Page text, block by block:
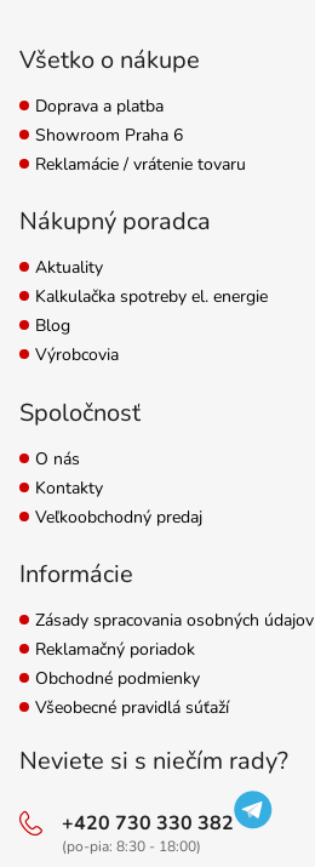
Všetko o nákupe
Doprava a platba
Showroom Praha 6
Reklamácie / vrátenie tovaru
Nákupný poradca
Aktuality
Kalkulačka spotreby el. energie
Blog
Výrobcovia
Spoločnosť
O nás
Kontakty
Veľkoobchodný predaj
Informácie
Zásady spracovania osobných údajov
Reklamačný poriadok
Obchodné podmienky
Všeobecné pravidlá súťaží
Neviete si s niečím rady?
+420 730 330 382
(po-pia: 8:30 - 18:00)